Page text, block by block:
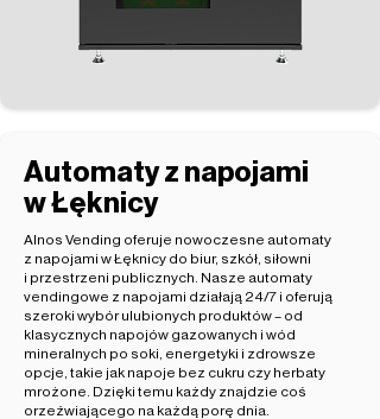
Automaty z napojami
w Łęknicy
Alnos Vending oferuje nowoczesne automaty
z napojami w Łęknicy do biur, szkół, siłowni
i przestrzeni publicznych. Nasze automaty
vendingowe z napojami działają 24/7 i oferują
szeroki wybór ulubionych produktów – od
klasycznych napojów gazowanych i wód
mineralnych po soki, energetyki i zdrowsze
opcje, takie jak napoje bez cukru czy herbaty
mrożone. Dzięki temu każdy znajdzie coś
orzeźwiającego na każdą porę dnia.